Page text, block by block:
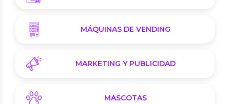
MÁQUINAS DE VENDING
MARKETING Y PUBLICIDAD
MASCOTAS